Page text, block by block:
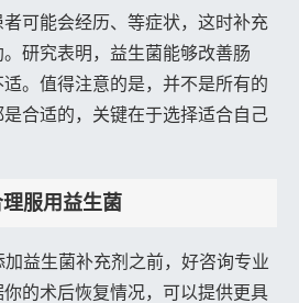
可能会经历、等症状，这时补充
研究表明，益生菌能够改善肠
。值得注意的是，并不是所有的
合适的，关键在于选择适合自己
服用益生菌
益生菌补充剂之前，好咨询专业
的术后恢复情况，可以提供更具